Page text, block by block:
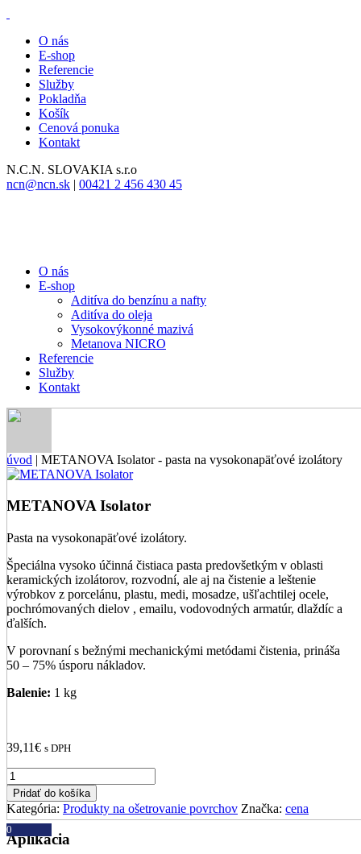
O nás
E-shop
Referencie
Služby
Pokladňa
Košík
Cenová ponuka
Kontakt
N.C.N. SLOVAKIA s.r.o
ncn@ncn.sk | 00421 2 456 430 45
O nás
E-shop
Aditíva do benzínu a nafty
Aditíva do oleja
Vysokovýkonné mazivá
Metanova NICRO
Referencie
Služby
Kontakt
0
úvod | METANOVA Isolator - pasta na vysokonapäťové izolátory
METANOVA Isolator
Pasta na vysokonapäťové izolátory.
Špeciálna vysoko účinná čistiaca pasta predovšetkým v oblasti
keramických izolátorov, rozvodní, ale aj na čistenie a leštenie
výrobkov z porcelánu, plastu, medi, mosadze, ušľachtilej ocele,
pochrómovaných dielov , emailu, vodovodných armatúr, dlaždíc a
ďalších.
V porovnaní s bežnými mechanickými metódami čistenia, prináša
50 – 75% úsporu nákladov.
Balenie: 1 kg
39,11€ s DPH
množstvo
METANOVA
Isolator
Pridať do košíka
Kategória: Produkty na ošetrovanie povrchov Značka: cena
Aplikácia